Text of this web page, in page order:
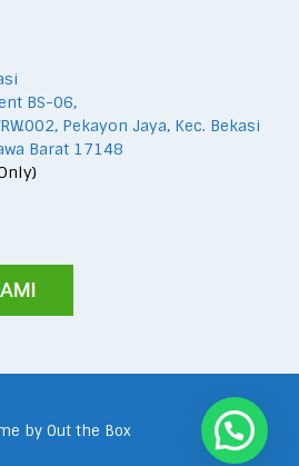
BS-06,
Pekayon Jaya, Kec. Bekasi
Barat 17148
by Out the Box